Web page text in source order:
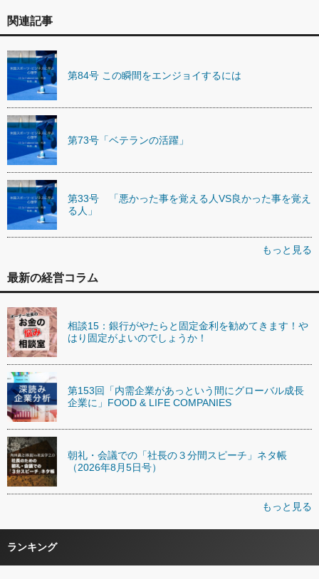
関連記事
第84号 この瞬間をエンジョイするには
第73号「ベテランの活躍」
第33号 「悪かった事を覚える人VS良かった事を覚え
る人」
もっと見る
最新の経営コラム
相談15：銀行がやたらと固定金利を勧めてきます！や
はり固定がよいのでしょうか！
第153回「内需企業があっという間にグローバル成長
企業に」FOOD & LIFE COMPANIES
朝礼・会議での「社長の３分間スピーチ」ネタ帳
（2026年8月5日号）
もっと見る
ランキング